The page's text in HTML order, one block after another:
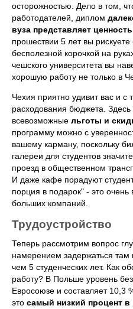
осторожностью. Дело в том,
работодателей, диплом
вуза представляет ценность
прошествии 5 лет вы
бесполезной корочкой на
чешского университета вы
хорошую работу не только в
Чехия приятно удивит вас и с
расходования бюджета.
всевозможные льготы и
программу можно с
вашему карману, поскольку
галереи для студентов
проезд в общественном
И даже кафе порадуют
порция в подарок" - это
больших компаний.
Трудоустройство
Теперь рассмотрим вопрос
намерением задержаться там
чем 5 студенческих лет. Как
работу? В Польше уровень
Евросоюзе и составляет 10,3
это самый низкий процент в